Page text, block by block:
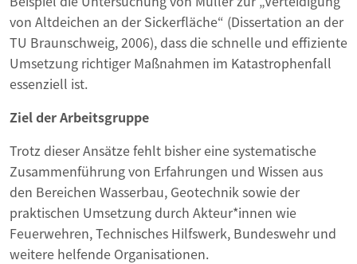
von Altdeichen an der Sickerfläche“ (Dissertation an der
TU Braunschweig, 2006), dass die schnelle und effiziente
Umsetzung richtiger Maßnahmen im Katastrophenfall
essenziell ist.
Ziel der Arbeitsgruppe
Trotz dieser Ansätze fehlt bisher eine systematische
Zusammenführung von Erfahrungen und Wissen aus
den Bereichen Wasserbau, Geotechnik sowie der
praktischen Umsetzung durch Akteur*innen wie
Feuerwehren, Technisches Hilfswerk, Bundeswehr und
weitere helfende Organisationen.